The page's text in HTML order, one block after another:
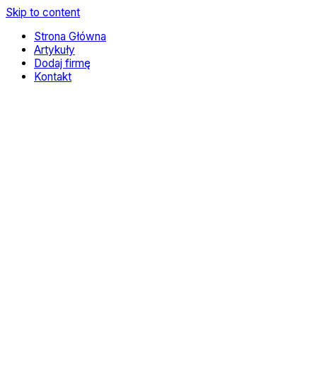
Skip to content
Strona Główna
Artykuły
Dodaj firmę
Kontakt